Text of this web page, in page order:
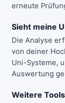
erneute
Sieht meine
Die Analyse
von deiner
Uni-Systeme,
Auswertung
Weitere Tools